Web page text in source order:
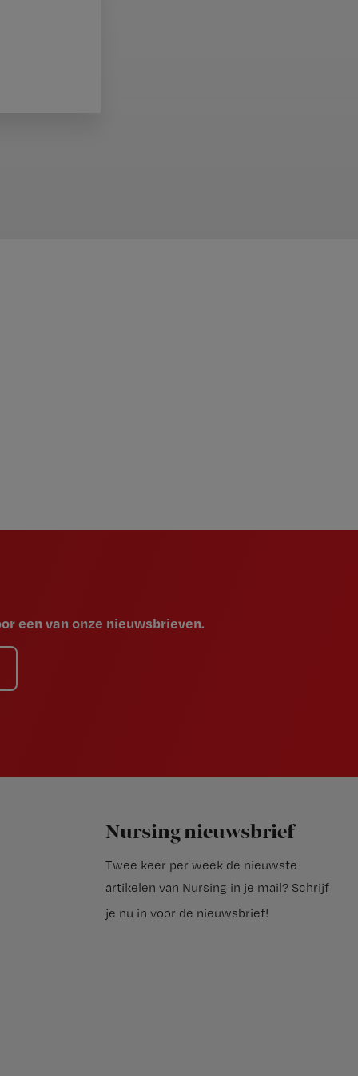
een van onze nieuwsbrieven.
Nursing nieuwsbrief
Twee keer per week de nieuwste
artikelen van Nursing in je mail? Schrijf
je nu in voor de nieuwsbrief!